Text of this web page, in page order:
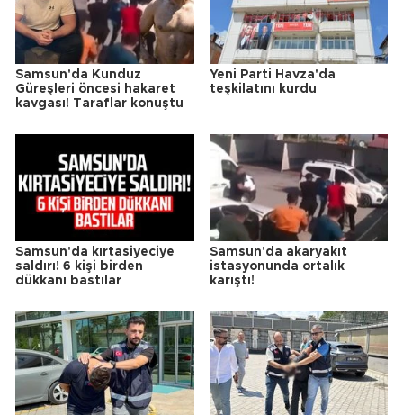
Samsun'da Kunduz
Güreşleri öncesi hakaret
kavgası! Taraflar konuştu
Yeni Parti Havza'da
teşkilatını kurdu
Samsun'da kırtasiyeciye
saldırı! 6 kişi birden
dükkanı bastılar
Samsun'da akaryakıt
istasyonunda ortalık
karıştı!